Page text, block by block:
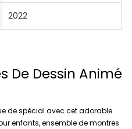
2022
De Dessin Animé
de spécial avec cet adorable
enfants, ensemble de montres